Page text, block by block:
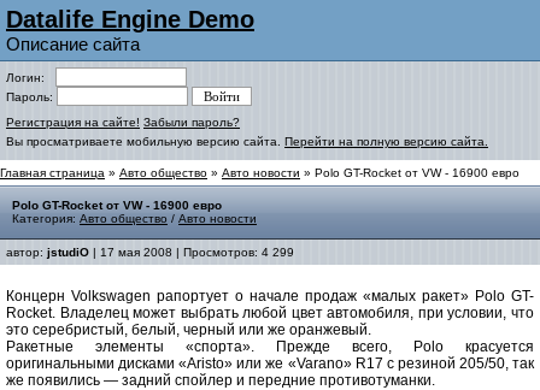
Datalife Engine Demo
Описание сайта
Логин:
Пароль:
Регистрация на сайте! Забыли пароль?
Вы просматриваете мобильную версию сайта. Перейти на полную версию сайта.
Главная страница » Авто общество » Авто новости » Polo GT-Rocket от VW - 16900 евро
Polo GT-Rocket от VW - 16900 евро
Категория: Авто общество / Авто новости
автор: jstudiO | 17 мая 2008 | Просмотров: 4 299
Концерн Volkswagen рапортует о начале продаж «малых ракет» Polo GT-
Rocket. Владелец может выбрать любой цвет автомобиля, при условии, что
это серебристый, белый, черный или же оранжевый.
Ракетные элементы «спорта». Прежде всего, Polo красуется
оригинальными дисками «Aristo» или же «Varano» R17 с резиной 205/50, так
же появились — задний спойлер и передние противотуманки.